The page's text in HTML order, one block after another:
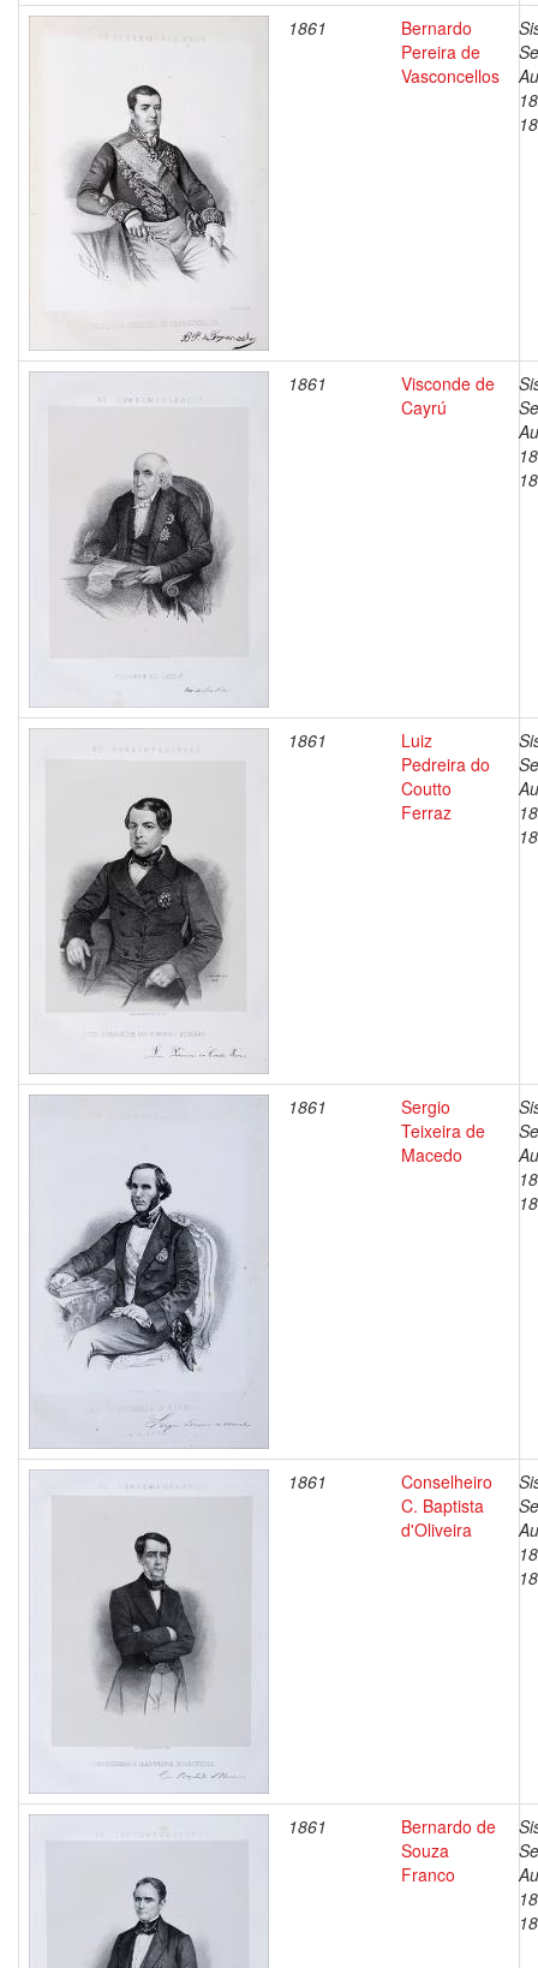
1861
Bernardo
Pereira de
Vasconcellos
1861
Visconde de
Cayrú
1861
Luiz
Pedreira do
Coutto
Ferraz
1861
Sergio
Teixeira de
Macedo
1861
Conselheiro
C. Baptista
d'Oliveira
1861
Bernardo de
Souza
Franco